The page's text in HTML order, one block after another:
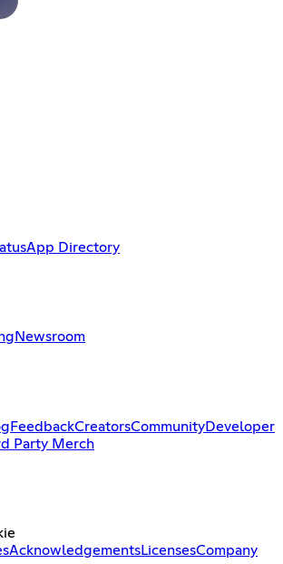
App Directory
Newsroom
FeedbackCreatorsCommunityDeveloper
Party Merch
AcknowledgementsLicensesCompany